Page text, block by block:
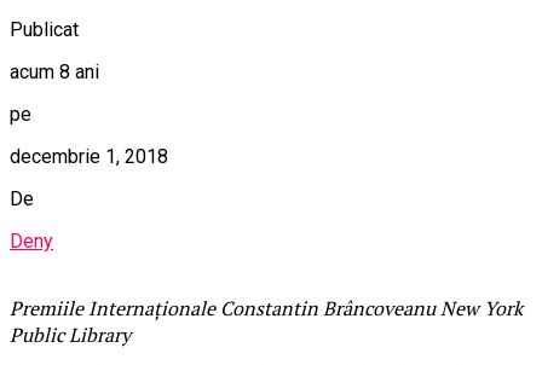
Publicat
acum 8 ani
pe
decembrie 1, 2018
De
Deny
Premiile Internaționale Constantin Brâncoveanu New York
Public Library